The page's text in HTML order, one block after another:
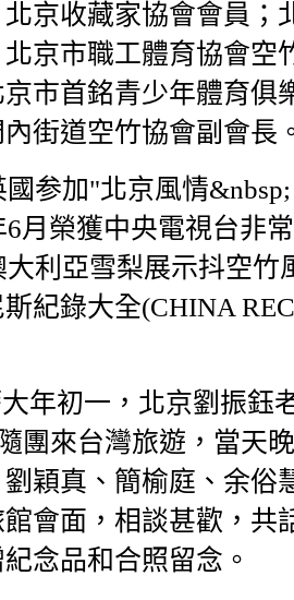
京收藏家協會會員；
京市職工體育協會空
市首銘青少年體育俱
街道空竹協會副會長
國参加"北京風情
6月榮獲中央電視台非
大利亞雪梨展示抖空竹
紀錄大全(CHINA
年初一，北京劉振鈺
團來台灣旅遊，當天
穎真、簡榆庭、余俗
會面，相談甚歡，共
念品和合照留念。